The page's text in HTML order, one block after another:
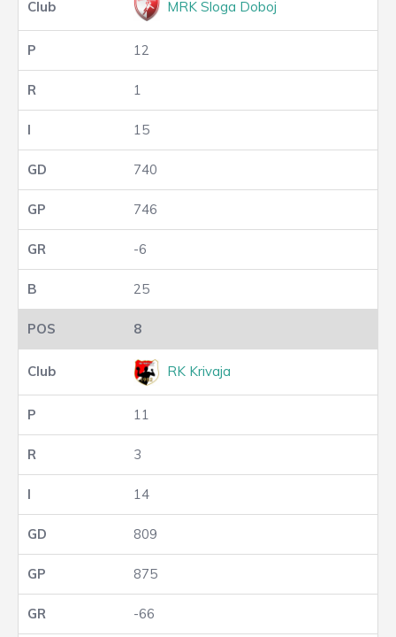
MRK Sloga Doboj
12
1
15
740
746
-6
25
8
RK Krivaja
11
3
14
809
875
-66